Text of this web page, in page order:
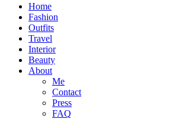
Home
Fashion
Outfits
Travel
Interior
Beauty
About
Me
Contact
Press
FAQ